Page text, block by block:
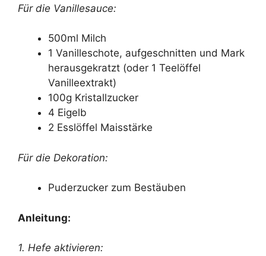
Für die Vanillesauce:
500ml Milch
1 Vanilleschote, aufgeschnitten und Mark
herausgekratzt (oder 1 Teelöffel
Vanilleextrakt)
100g Kristallzucker
4 Eigelb
2 Esslöffel Maisstärke
Für die Dekoration:
Puderzucker zum Bestäuben
Anleitung:
1. Hefe aktivieren: